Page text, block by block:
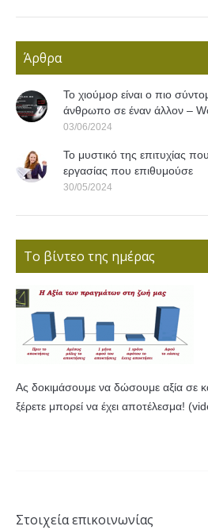
Άρθρα
Το χιούμορ είναι ο πιο
άνθρωπο σε έναν άλλον –
03/06/2024
Το μυστικό της επιτυχίας
εργασίας που επιθυμούσε
30/05/2024
Το βίντεο της ημέρας
Ας δοκιμάσουμε να δώσουμε αξία σε
ξέρετε μπορεί να έχει αποτέλεσμα!
Στοιχεία επικοινωνίας